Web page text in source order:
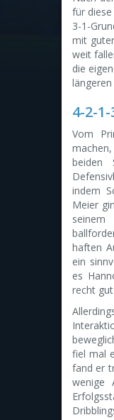
für
3-1-
mit
weit
die
4-2-
Vom
beiden
indem
Meier
haften
ein
es
recht
fiel mal
fand er
wenige